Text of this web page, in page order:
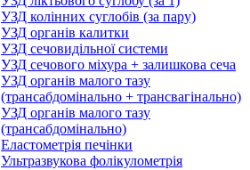
УЗД колінних суглобів (за пару)
УЗД органів калитки
УЗД сечовидільної системи
УЗД сечового міхура + залишкова сеча
УЗД органів малого тазу
(трансабдомінально + трансвагінально)
УЗД органів малого тазу
(трансабдомінально)
Еластометрія печінки
Ультразвукова фолікулометрія